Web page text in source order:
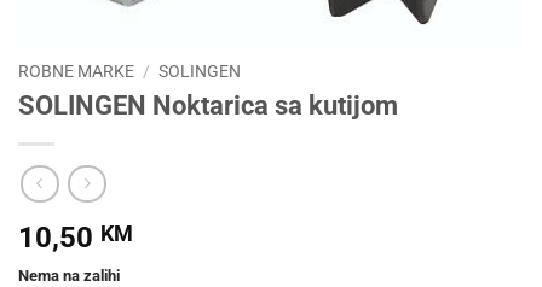
ROBNE MARKE / SOLINGEN
SOLINGEN Noktarica sa kutijom
10,50 KM
Nema na zalihi